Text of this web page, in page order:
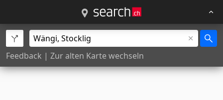
Feedback | Zur alten Karte wechseln